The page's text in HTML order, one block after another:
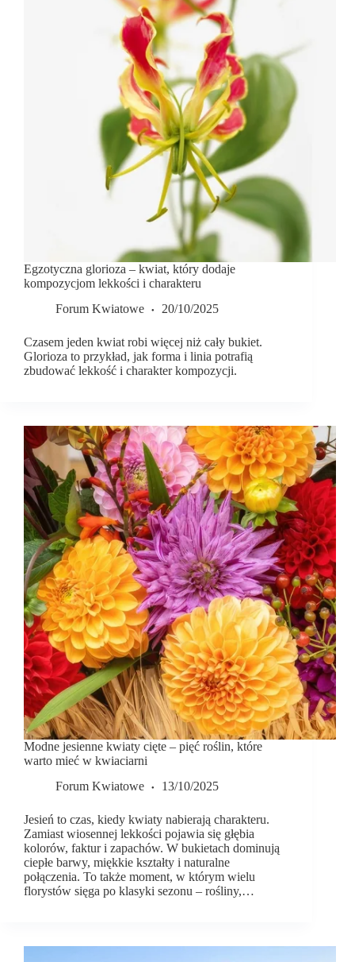
Egzotyczna glorioza – kwiat, który dodaje
kompozycjom lekkości i charakteru
Forum Kwiatowe
20/10/2025
Czasem jeden kwiat robi więcej niż cały bukiet.
Glorioza to przykład, jak forma i linia potrafią
zbudować lekkość i charakter kompozycji.
Modne jesienne kwiaty cięte – pięć roślin, które
warto mieć w kwiaciarni
Forum Kwiatowe
13/10/2025
Jesień to czas, kiedy kwiaty nabierają charakteru.
Zamiast wiosennej lekkości pojawia się głębia
kolorów, faktur i zapachów. W bukietach dominują
ciepłe barwy, miękkie kształty i naturalne
połączenia. To także moment, w którym wielu
florystów sięga po klasyki sezonu – rośliny,…